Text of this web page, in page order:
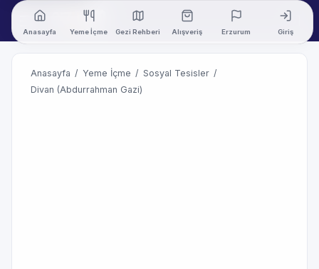
Anasayfa Yeme İçme Gezi Rehberi Alışveriş Erzurum Giriş
Anasayfa / Yeme İçme / Sosyal Tesisler /
Divan (Abdurrahman Gazi)